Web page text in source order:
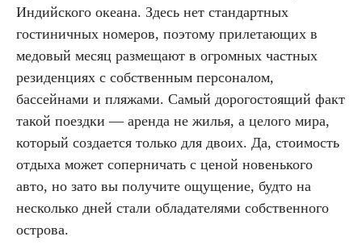
Индийского океана. Здесь нет стандартных
гостиничных номеров, поэтому прилетающих в
медовый месяц размещают в огромных частных
резиденциях с собственным персоналом,
бассейнами и пляжами. Самый дорогостоящий факт
такой поездки — аренда не жилья, а целого мира,
который создается только для двоих. Да, стоимость
отдыха может соперничать с ценой новенького
авто, но зато вы получите ощущение, будто на
несколько дней стали обладателями собственного
острова.